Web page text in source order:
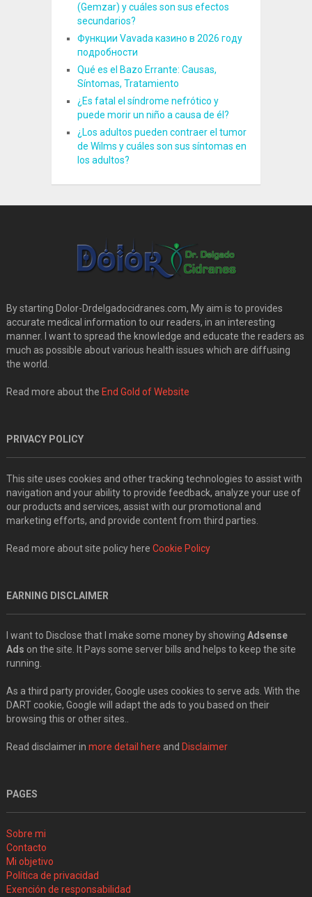
(Gemzar) y cuáles son sus efectos
secundarios?
Функции Vavada казино в 2026 году
подробности
Qué es el Bazo Errante: Causas,
Síntomas, Tratamiento
¿Es fatal el síndrome nefrótico y
puede morir un niño a causa de él?
¿Los adultos pueden contraer el tumor
de Wilms y cuáles son sus síntomas en
los adultos?
By starting Dolor-Drdelgadocidranes.com, My aim is to provides
accurate medical information to our readers, in an interesting
manner. I want to spread the knowledge and educate the readers as
much as possible about various health issues which are diffusing
the world.
Read more about the End Gold of Website
PRIVACY POLICY
This site uses cookies and other tracking technologies to assist with
navigation and your ability to provide feedback, analyze your use of
our products and services, assist with our promotional and
marketing efforts, and provide content from third parties.
Read more about site policy here Cookie Policy
EARNING DISCLAIMER
I want to Disclose that I make some money by showing Adsense
Ads on the site. It Pays some server bills and helps to keep the site
running.
As a third party provider, Google uses cookies to serve ads. With the
DART cookie, Google will adapt the ads to you based on their
browsing this or other sites..
Read disclaimer in more detail here and Disclaimer
PAGES
Sobre mi
Contacto
Mi objetivo
Política de privacidad
Exención de responsabilidad